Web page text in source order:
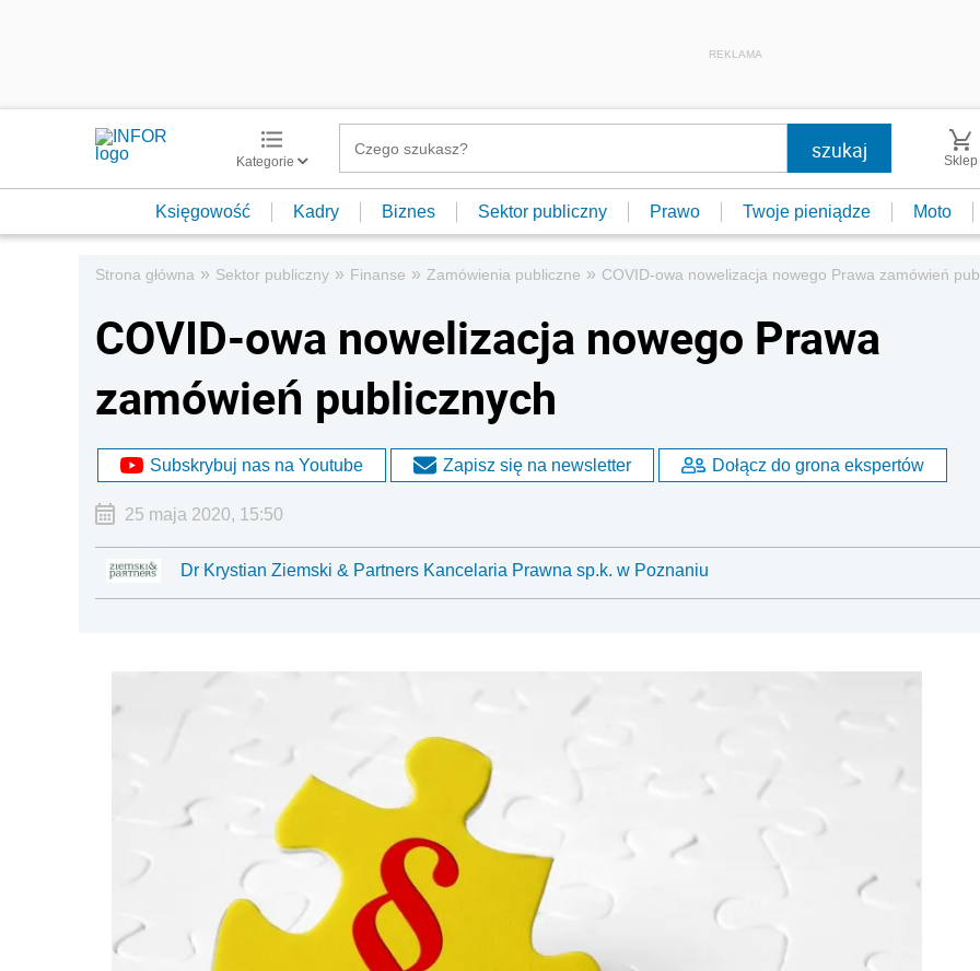
REKLAMA
Kategorie Sklep
Księgowość Kadry Biznes Sektor publiczny Prawo Twoje pieniądze Moto
Strona główna » Sektor publiczny » Finanse » Zamówienia publiczne » COVID-owa nowelizacja nowego Prawa zamówień
COVID-owa nowelizacja nowego Prawa
zamówień publicznych
Subskrybuj nas na Youtube Zapisz się na newsletter Dołącz do grona ekspertów
25 maja 2020, 15:50
Dr Krystian Ziemski & Partners Kancelaria Prawna sp.k. w Poznaniu